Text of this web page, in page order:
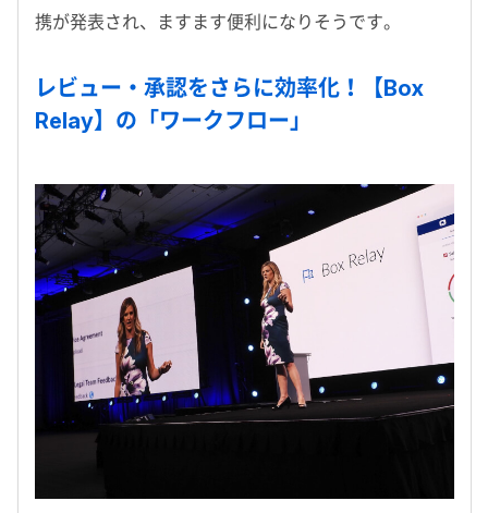
携が発表され、ますます便利になりそうです。
レビュー・承認をさらに効率化！【Box
Relay】の「ワークフロー」